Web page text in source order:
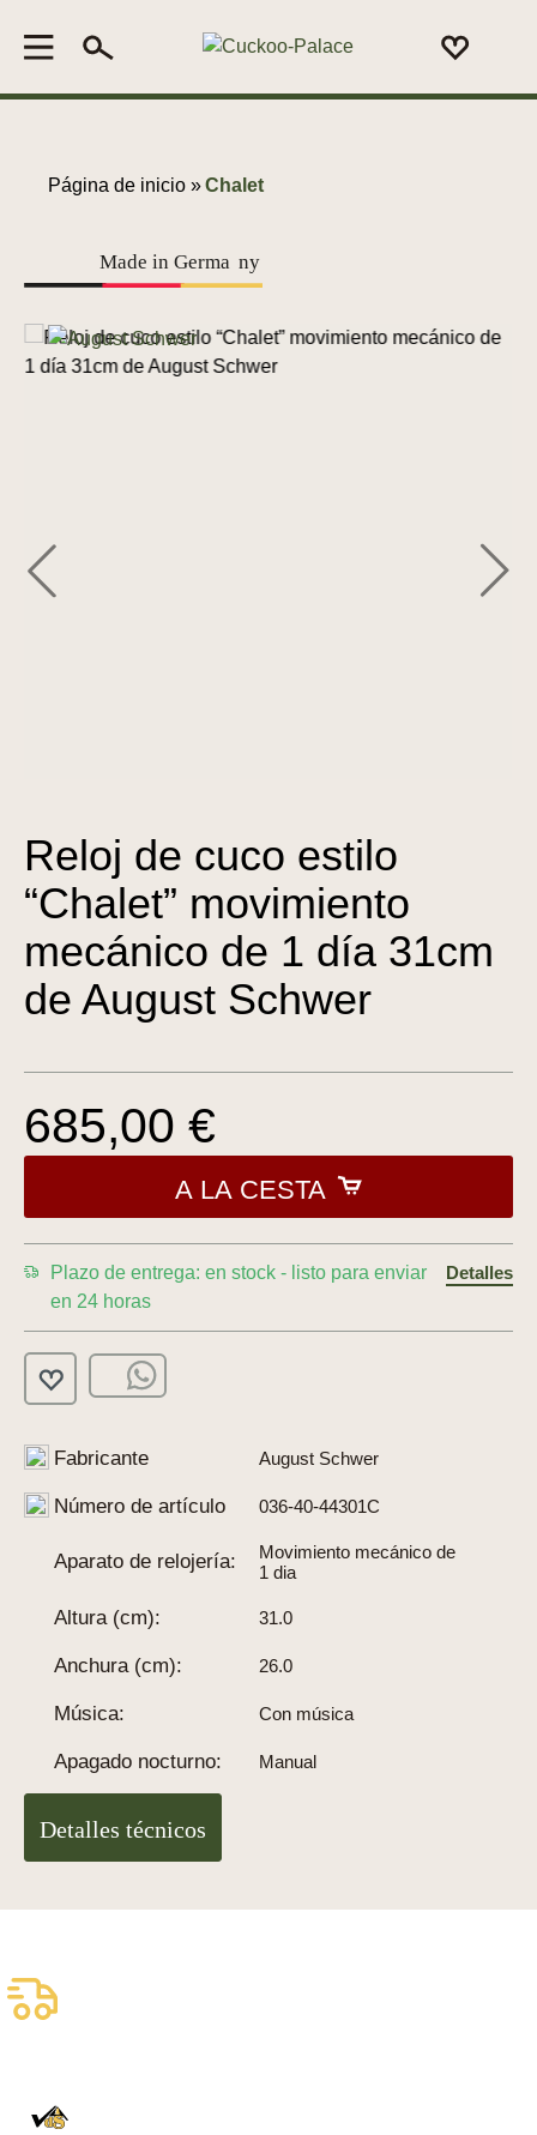
Página de inicio »Chalet
Made in Germa ny
Reloj de cuco estilo
“Chalet” movimiento
mecánico de 1 día 31cm
de August Schwer
685,00 €
A LA CESTA
Plazo de entrega: en stock - listo para enviar
en 24 horas
Detalles
Fabricante August Schwer
Número de artículo 036-40-44301C
Aparato de relojería:
Movimiento mecánico de
1 dia
Altura (cm): 31.0
Anchura (cm): 26.0
Música: Con música
Apagado nocturno: Manual
Detalles técnicos